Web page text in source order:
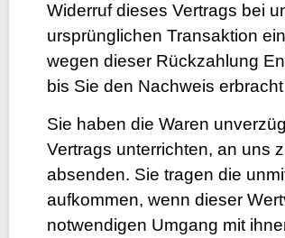
Widerruf dieses Vertrags bei
ursprünglichen Transaktion
wegen dieser Rückzahlung
bis Sie den Nachweis
Sie haben die Waren
Vertrags unterrichten, an uns
absenden. Sie tragen die
aufkommen, wenn dieser
notwendigen Umgang mit